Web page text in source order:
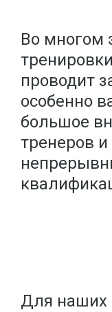
Во многом
проводит
особенно
большое
тренеров
Для наших